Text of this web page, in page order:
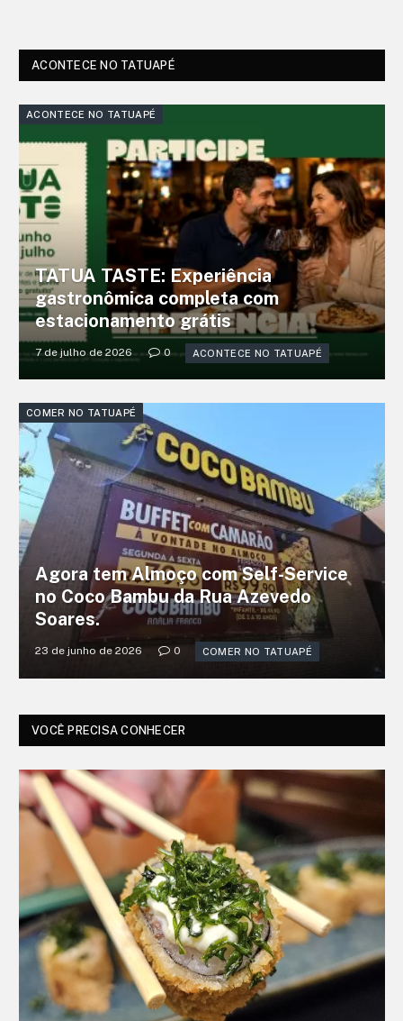
ACONTECE NO TATUAPÉ
ACONTECE NO TATUAPÉ
TATUA TASTE: Experiência
gastronômica completa com
estacionamento grátis
7 de julho de 2026 0 ACONTECE NO TATUAPÉ
COMER NO TATUAPÉ
Agora tem Almoço com Self-Service
no Coco Bambu da Rua Azevedo
Soares.
23 de junho de 2026 0 COMER NO TATUAPÉ
VOCÊ PRECISA CONHECER